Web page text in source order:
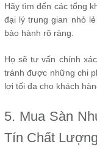
Hãy tìm đến các tổng
đại lý trung gian nhỏ
bảo hành rõ ràng.
Họ sẽ tư vấn chính
tránh được những chi
lợi tối đa cho khách
5. Mua Sàn
Tín Chất